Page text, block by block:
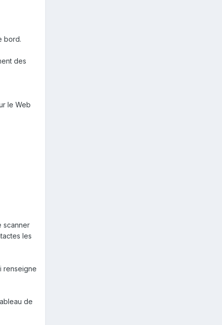
bord.
des
le Web
scanner
les
renseigne
de